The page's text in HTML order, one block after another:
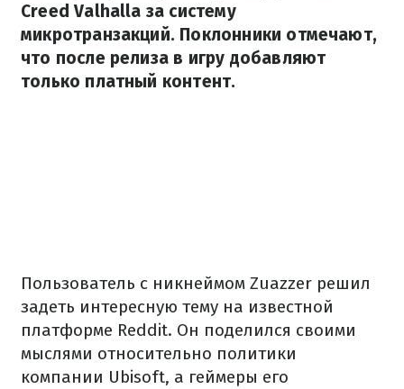
Creed Valhalla за систему
микротранзакций. Поклонники отмечают,
что после релиза в игру добавляют
только платный контент.
Пользователь с никнеймом Zuazzer решил
задеть интересную тему на известной
платформе Reddit. Он поделился своими
мыслями относительно политики
компании Ubisoft, а геймеры его